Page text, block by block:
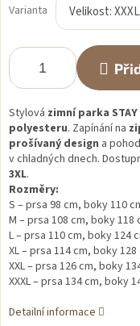
cena:
Varianta
Stylová zimní parka STAY
polyesteru. Zapínání na
prošívaný design a
v chladných dnech.
3XL.
Rozměry:
S – prsa 98 cm, boky 110
M – prsa 108 cm, boky 118
L – prsa 110 cm, boky 124
XL – prsa 114 cm, boky
XXL – prsa 126 cm, boky
XXXL – prsa 134 cm, boky
Detailní informace